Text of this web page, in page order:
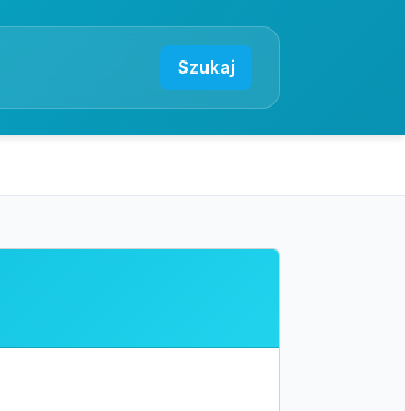
Szukaj